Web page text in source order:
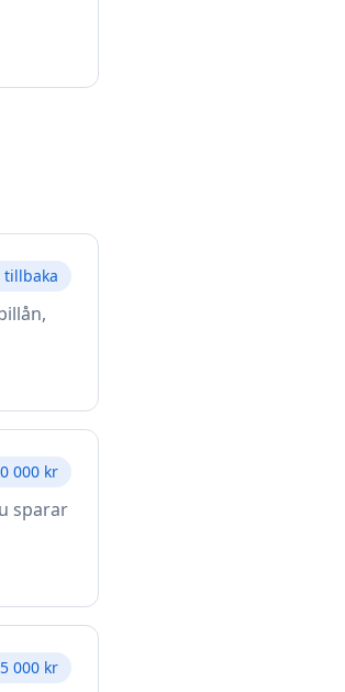
tillbaka
000 kr
sparar
000 kr